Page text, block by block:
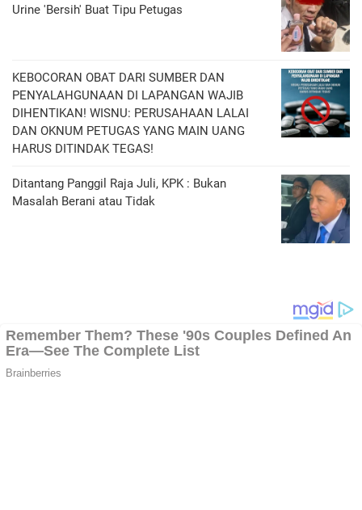
Urine 'Bersih' Buat Tipu Petugas
KEBOCORAN OBAT DARI SUMBER DAN
PENYALAHGUNAAN DI LAPANGAN WAJIB
DIHENTIKAN! WISNU: PERUSAHAAN LALAI
DAN OKNUM PETUGAS YANG MAIN UANG
HARUS DITINDAK TEGAS!
Ditantang Panggil Raja Juli, KPK : Bukan
Masalah Berani atau Tidak